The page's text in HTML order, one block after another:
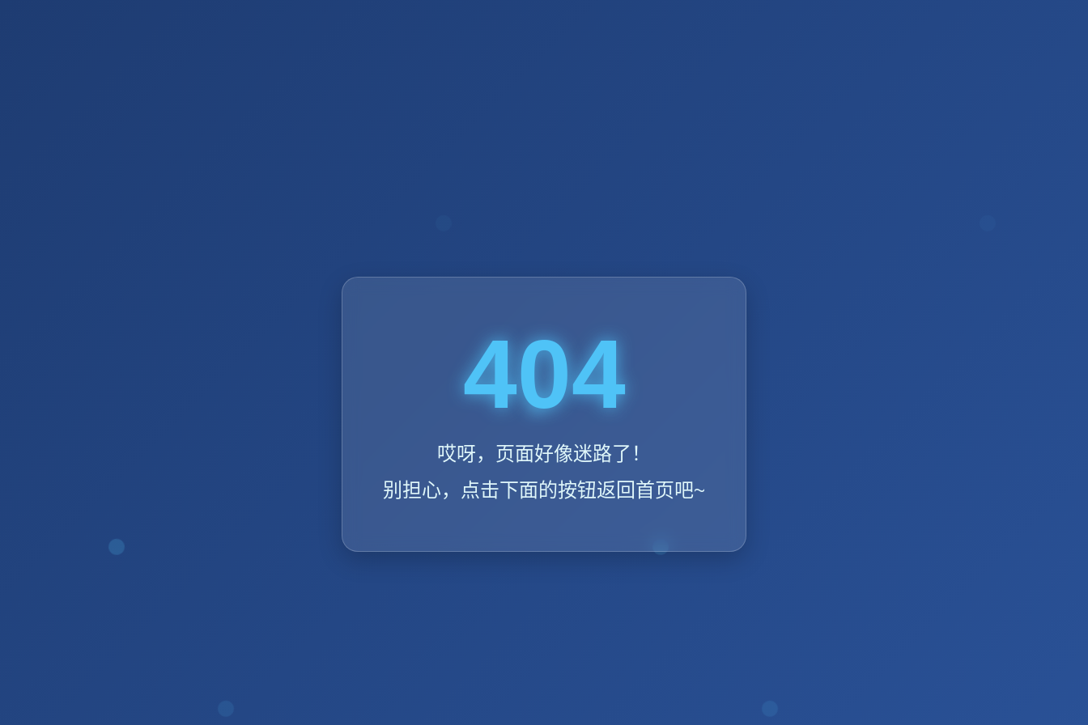
404
哎呀，页面好像迷路了！
别担心，点击下面的按钮返回首页吧~